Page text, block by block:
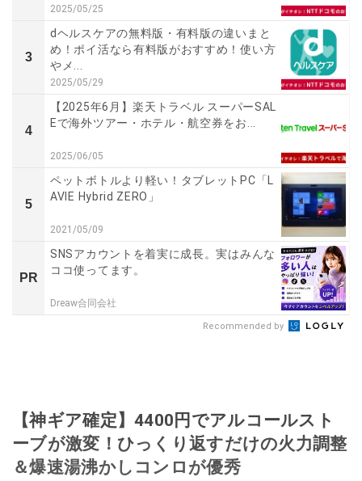
2025/05/25
3
dヘルスケアの無料版・有料版の違いまと
め！ポイ活なら有料版がおすすめ！使い方
やメ...
2025/05/29
4
【2025年6月】楽天トラベル スーパーSAL
Eで海外ツアー・ホテル・航空券をお...
2025/06/05
5
ペットボトルより軽い！タブレットPC「L
AVIE Hybrid ZERO」
2021/05/09
PR
SNSアカウントを着実に成長。実はみんな
ココ使ってます。
Dreaw合同会社
Recommended by
【神ギア確定】4400円でアルコールスト
ーブが激変！ひっくり返すだけの火力調整
＆爆速湯沸かしコンロが優秀